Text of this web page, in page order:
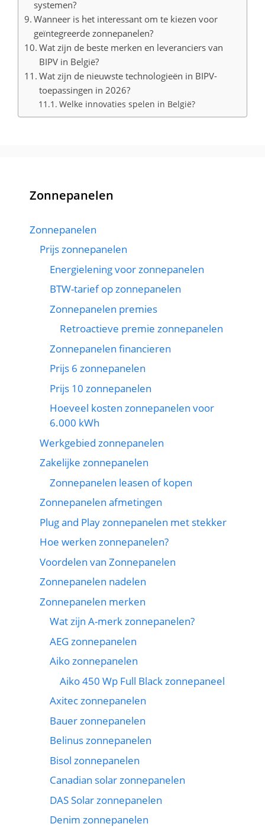
systemen?
Wanneer is het interessant om te kiezen voor
geïntegreerde zonnepanelen?
Wat zijn de beste merken en leveranciers van
BIPV in België?
Wat zijn de nieuwste technologieën in BIPV-
toepassingen in 2026?
Welke innovaties spelen in België?
Zonnepanelen
Zonnepanelen
Prijs zonnepanelen
Energielening voor zonnepanelen
BTW-tarief op zonnepanelen
Zonnepanelen premies
Retroactieve premie zonnepanelen
Zonnepanelen financieren
Prijs 6 zonnepanelen
Prijs 10 zonnepanelen
Hoeveel kosten zonnepanelen voor
6.000 kWh
Werkgebied zonnepanelen
Zakelijke zonnepanelen
Zonnepanelen leasen of kopen
Zonnepanelen afmetingen
Plug and Play zonnepanelen met stekker
Hoe werken zonnepanelen?
Voordelen van Zonnepanelen
Zonnepanelen nadelen
Zonnepanelen merken
Wat zijn A-merk zonnepanelen?
AEG zonnepanelen
Aiko zonnepanelen
Aiko 450 Wp Full Black zonnepaneel
Axitec zonnepanelen
Bauer zonnepanelen
Belinus zonnepanelen
Bisol zonnepanelen
Canadian solar zonnepanelen
DAS Solar zonnepanelen
Denim zonnepanelen